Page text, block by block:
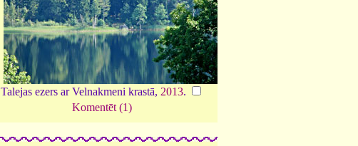
Talejas ezers ar Velnakmeni krastā, 2013.
Komentēt (1)